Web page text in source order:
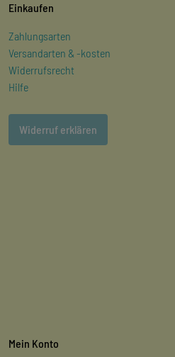
Einkaufen
Zahlungsarten
Versandarten & -kosten
Widerrufsrecht
Hilfe
Widerruf erklären
Mein Konto